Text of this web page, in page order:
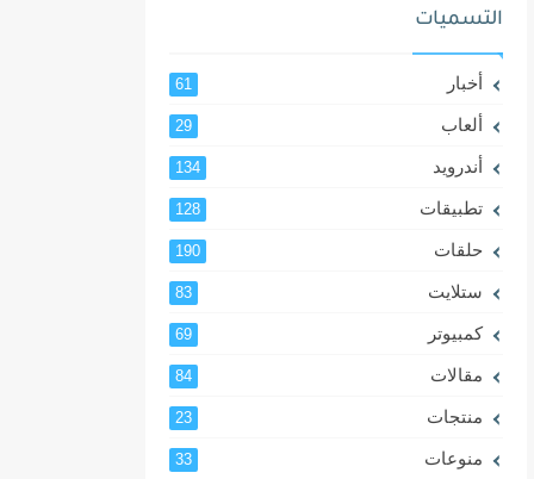
التسميات
أخبار 61
ألعاب 29
أندرويد 134
تطبيقات 128
حلقات 190
ستلايت 83
كمبيوتر 69
مقالات 84
منتجات 23
منوعات 33